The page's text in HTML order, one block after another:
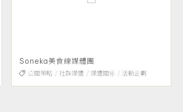
Soneka 旅遊業踩線團
社群媒體 媒體關係 翻譯編輯
媒體專訪
活動企劃